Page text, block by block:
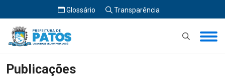
Glossário Transparência
Início Publicações
Publicações